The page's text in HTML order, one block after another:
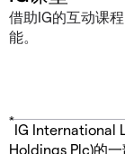
借助IG的互动课
能。
*
IG International
Holdings Plc)的